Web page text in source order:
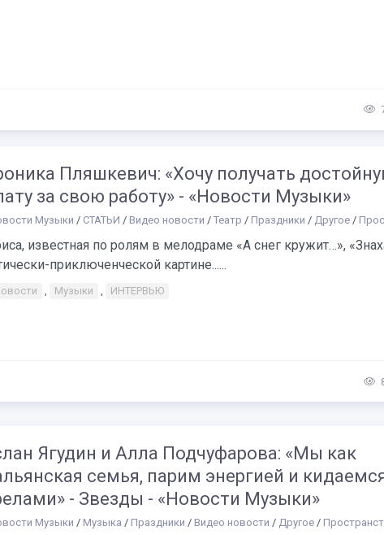
Пляшкевич: «Хочу получать
за свою работу» - «Новости Музыки»
Музыки / СТАТЬИ / Видео новости / Театр / Праздники / Другое /
известная по ролям в мелодраме «А снег кружит…»,
приключенческой картине......
Музыки ИНТЕРВЬЮ
Ягудин и Алла Подчуфарова: «Мы как
семья, парим энергией и
- Звезды - «Новости Музыки»
Музыки / Музыка / Праздники / Видео новости / Другое /